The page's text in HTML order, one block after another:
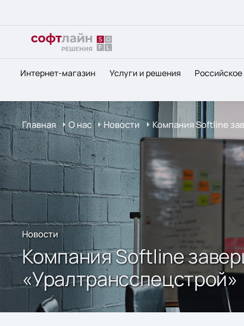
Интернет-магазин Услуги и решения
Главная О нас Новости Компания Softline
Новости
Компания Softline
«Уралтрансспецстрой»